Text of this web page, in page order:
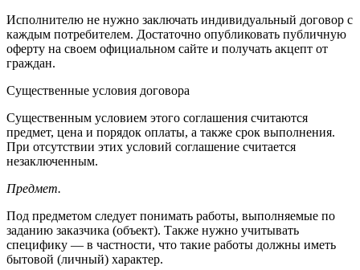
Исполнителю не нужно заключать индивидуальный договор с
каждым потребителем. Достаточно опубликовать публичную
оферту на своем официальном сайте и получать акцепт от
граждан.
Существенные условия договора
Существенным условием этого соглашения считаются
предмет, цена и порядок оплаты, а также срок выполнения.
При отсутствии этих условий соглашение считается
незаключенным.
Предмет.
Под предметом следует понимать работы, выполняемые по
заданию заказчика (объект). Также нужно учитывать
специфику — в частности, что такие работы должны иметь
бытовой (личный) характер.